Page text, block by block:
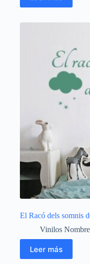
El Racó dels somnis
Vinilos
Leer más